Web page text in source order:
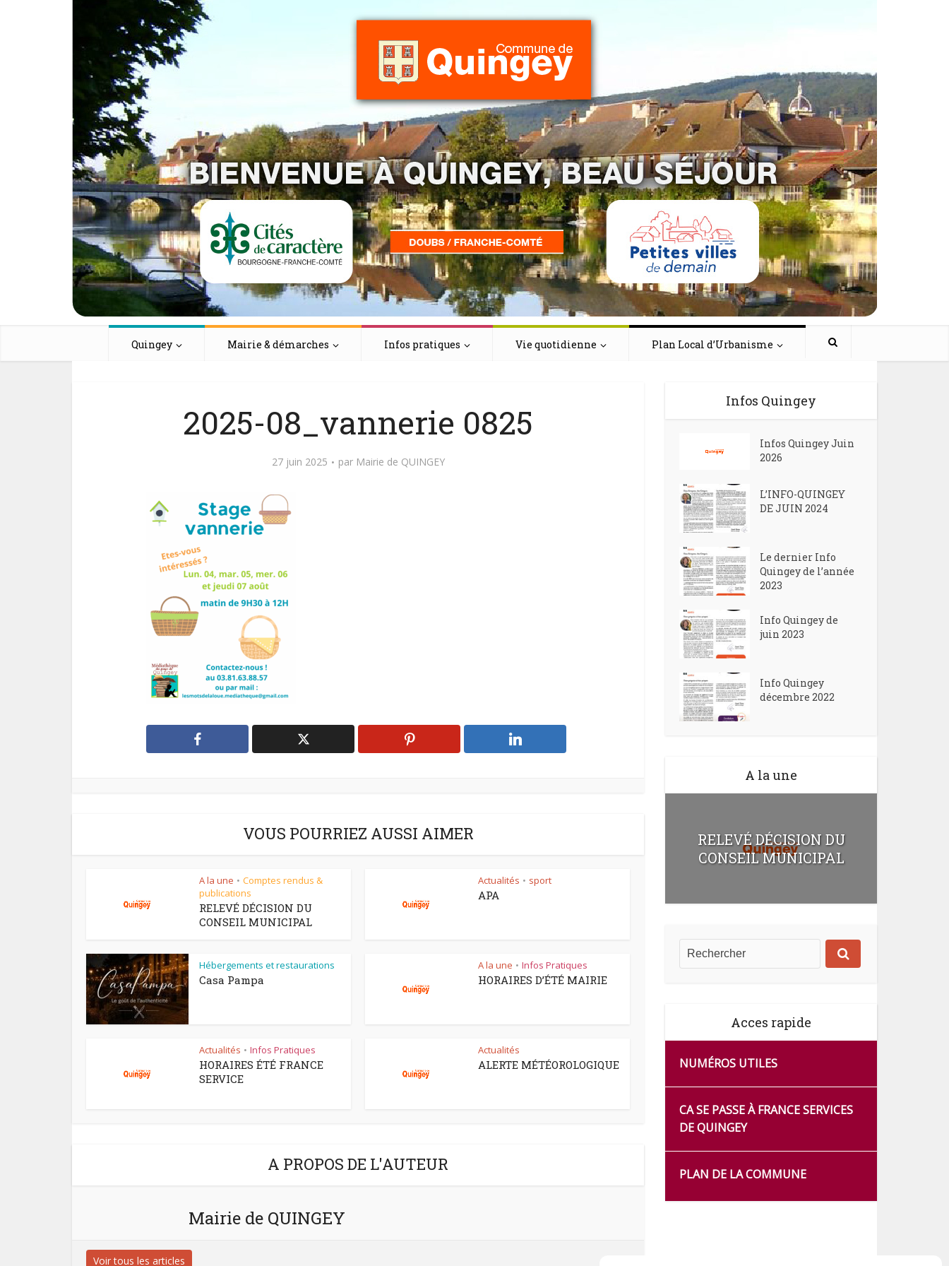
Quingey Mairie & démarches Infos pratiques Vie quotidienne Plan Local d’Urbanisme
2025-08_vannerie 0825
27 juin 2025 par Mairie de QUINGEY
VOUS POURRIEZ AUSSI AIMER
A la une • Comptes rendus &
publications
RELEVÉ DÉCISION DU
CONSEIL MUNICIPAL
Actualités • sport
APA
Hébergements et restaurations
Casa Pampa
A la une • Infos Pratiques
HORAIRES D’ÉTÉ MAIRIE
Actualités • Infos Pratiques
HORAIRES ÉTÉ FRANCE
SERVICE
Actualités
ALERTE MÉTÉOROLOGIQUE
A PROPOS DE L'AUTEUR
Mairie de QUINGEY
Voir tous les articles
Infos Quingey
Infos Quingey Juin
2026
L’INFO-QUINGEY
DE JUIN 2024
Le dernier Info
Quingey de l’année
2023
Info Quingey de
juin 2023
Info Quingey
décembre 2022
A la une
RELEVÉ DÉCISION DU
CONSEIL MUNICIPAL
Acces rapide
NUMÉROS UTILES
CA SE PASSE À FRANCE SERVICES
DE QUINGEY
PLAN DE LA COMMUNE